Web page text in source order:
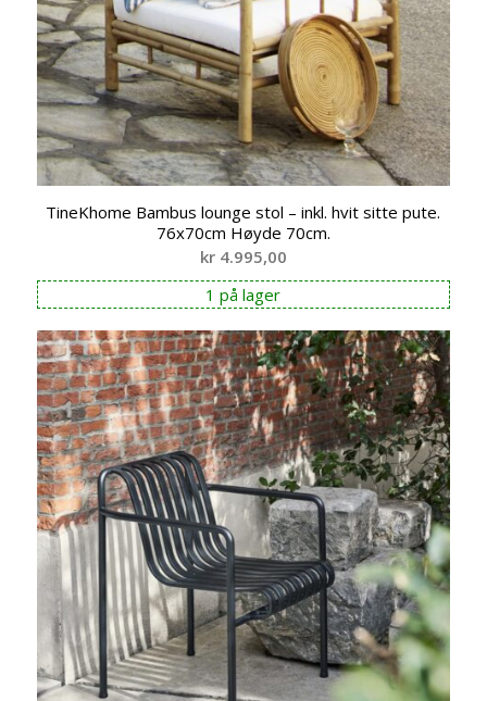
TineKhome Bambus lounge stol – inkl. hvit sitte pute.
76x70cm Høyde 70cm.
kr4.995,00
1 på lager